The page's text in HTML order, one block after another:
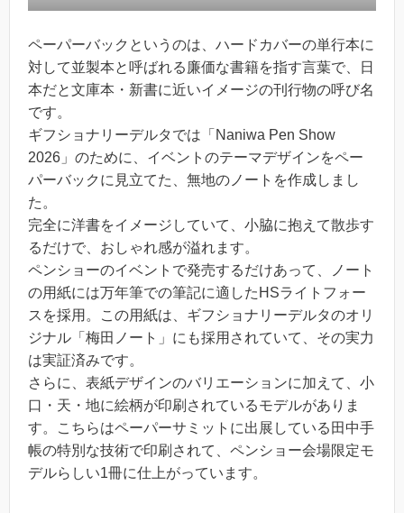
ペーパーバックというのは、ハードカバーの単行本に
対して並製本と呼ばれる廉価な書籍を指す言葉で、日
本だと文庫本・新書に近いイメージの刊行物の呼び名
です。
ギフショナリーデルタでは「Naniwa Pen Show
2026」のために、イベントのテーマデザインをペー
パーバックに見立てた、無地のノートを作成しまし
た。
完全に洋書をイメージしていて、小脇に抱えて散歩す
るだけで、おしゃれ感が溢れます。
ペンショーのイベントで発売するだけあって、ノート
の用紙には万年筆での筆記に適したHSライトフォー
スを採用。この用紙は、ギフショナリーデルタのオリ
ジナル「梅田ノート」にも採用されていて、その実力
は実証済みです。
さらに、表紙デザインのバリエーションに加えて、小
口・天・地に絵柄が印刷されているモデルがありま
す。こちらはペーパーサミットに出展している田中手
帳の特別な技術で印刷されて、ペンショー会場限定モ
デルらしい1冊に仕上がっています。